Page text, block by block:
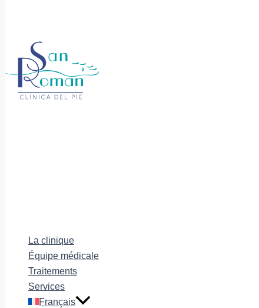
La clinique
Équipe médicale
Traitements
Services
Français